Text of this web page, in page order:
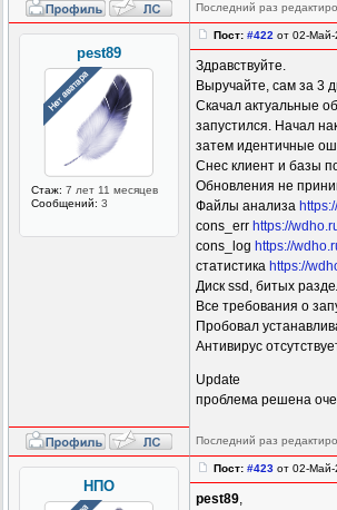
Последний раз
pest89
Стаж: 7 лет 11 месяцев
Сообщений: 3
Пост: #422 от 02-
Здравствуйте.
Выручайте, сам за 3
Скачал актуальные
запустился. Начал
затем идентичные
Снес клиент и базы
Обновления не
Файлы анализа
cons_err https://
cons_log https://
статистика https://
Диск ssd, битых
Все требования о
Пробовал
Антивирус
Update
проблема решена
Последний раз
НПО
Пост: #423 от 02-
pest89,